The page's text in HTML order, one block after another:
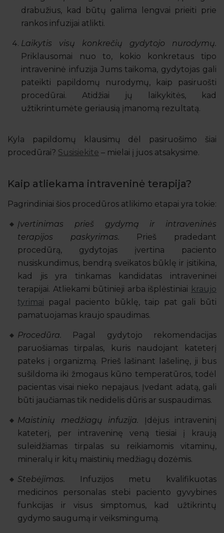
drabužius, kad būtų galima lengvai prieiti prie
rankos infuzijai atlikti.
Laikytis visų konkrečių gydytojo nurodymų.
Priklausomai nuo to, kokio konkretaus tipo
intraveninė infuzija Jums taikoma, gydytojas gali
pateikti papildomų nurodymų, kaip pasiruošti
procedūrai. Atidžiai jų laikykitės, kad
užtikrintumėte geriausią įmanomą rezultatą.
Kyla papildomų klausimų dėl pasiruošimo šiai
procedūrai? Susisiekite – mielai į juos atsakysime.
Kaip atliekama intraveninė terapija?
Pagrindiniai šios procedūros atlikimo etapai yra tokie:
Įvertinimas prieš gydymą ir intraveninės
terapijos paskyrimas. Prieš pradedant
procedūrą, gydytojas įvertina paciento
nusiskundimus, bendrą sveikatos būklę ir įsitikina,
kad jis yra tinkamas kandidatas intraveninei
terapijai. Atliekami būtinieji arba išplėstiniai kraujo
tyrimai pagal paciento būklę, taip pat gali būti
pamatuojamas kraujo spaudimas.
Procedūra. Pagal gydytojo rekomendacijas
paruošiamas tirpalas, kuris naudojant kateterį
pateks į organizmą. Prieš lašinant lašelinę, ji bus
sušildoma iki žmogaus kūno temperatūros, todėl
pacientas visai nieko nepajaus. Įvedant adatą, gali
būti jaučiamas tik nedidelis dūris ar suspaudimas.
Maistinių medžiagų infuzija. Įdėjus intraveninį
kateterį, per intraveninę veną tiesiai į kraują
suleidžiamas tirpalas su reikiamomis vitaminų,
mineralų ir kitų maistinių medžiagų dozėmis.
Stebėjimas.
Infuzijos metu kvalifikuotas
medicinos personalas stebi paciento gyvybines
funkcijas ir visus simptomus, kad užtikrintų
gydymo saugumą ir veiksmingumą.